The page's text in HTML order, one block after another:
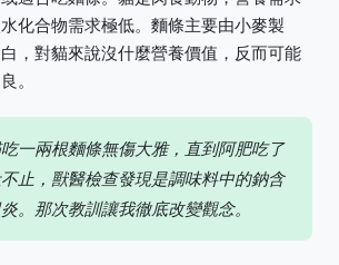
化合物需求極低。麵條主要由小麥製
，對貓來說沒什麼營養價值，反而可能
。
一兩根麵條無傷大雅，直到阿肥吃了
止，獸醫檢查發現是調味料中的鈉含
。那次教訓讓我徹底改變觀念。